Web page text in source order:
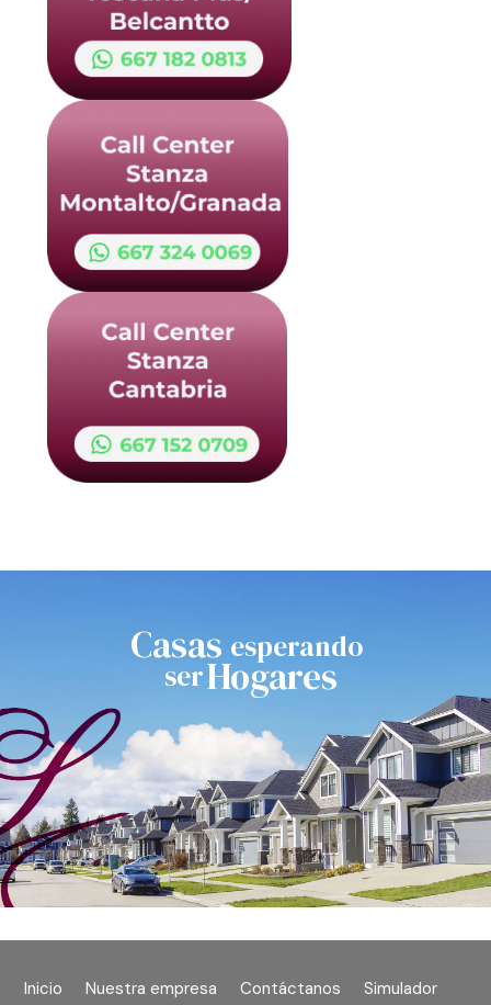
esperando
Casas
serHogares
Inicio Nuestra empresa Contáctanos Simulador